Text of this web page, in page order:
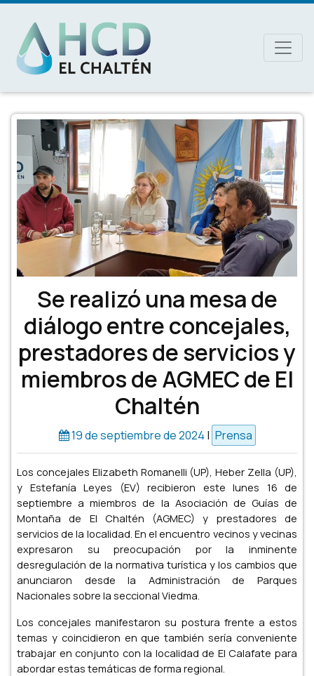
MAIN NAVIGATION
Se realizó una mesa de
diálogo entre concejales,
prestadores de servicios y
miembros de AGMEC de El
Chaltén
19 de septiembre de 2024 | Prensa
Los concejales Elizabeth Romanelli (UP), Heber Zella (UP),
y Estefanía Leyes (EV) recibieron este lunes 16 de
septiembre a miembros de la Asociación de Guías de
Montaña de El Chaltén (AGMEC) y prestadores de
servicios de la localidad. En el encuentro vecinos y vecinas
expresaron su preocupación por la inminente
desregulación de la normativa turística y los cambios que
anunciaron desde la Administración de Parques
Nacionales sobre la seccional Viedma.
Los concejales manifestaron su postura frente a estos
temas y coincidieron en que también sería conveniente
trabajar en conjunto con la localidad de El Calafate para
abordar estas temáticas de forma regional.